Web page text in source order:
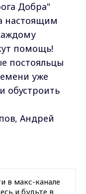
Добра"
настоящим
помощь!
постояльцы
уже
обустроить
Андрей
в макс-канале
и будьте в